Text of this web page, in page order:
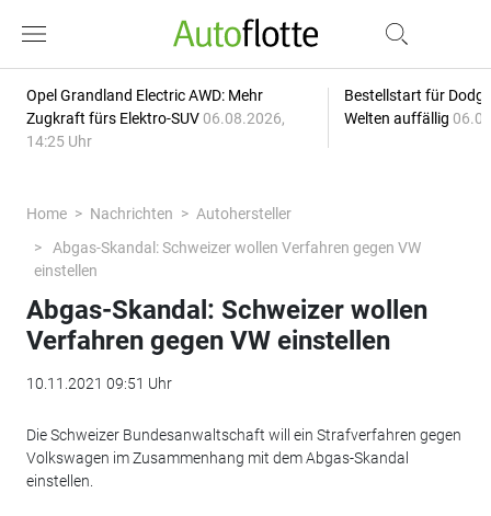
Opel Grandland Electric AWD: Mehr
Zugkraft fürs Elektro-SUV 06.08.2026,
14:25 Uhr
Bestellstart für
Welten auffällig
Home Nachrichten
Autohersteller
Abgas-Skandal: Schweizer wollen Verfahren gegen VW
einstellen
Abgas-Skandal: Schweizer wollen
Verfahren gegen VW einstellen
10.11.2021 09:51 Uhr
Die Schweizer Bundesanwaltschaft will ein Strafverfahren gegen
Volkswagen im Zusammenhang mit dem Abgas-Skandal
einstellen.